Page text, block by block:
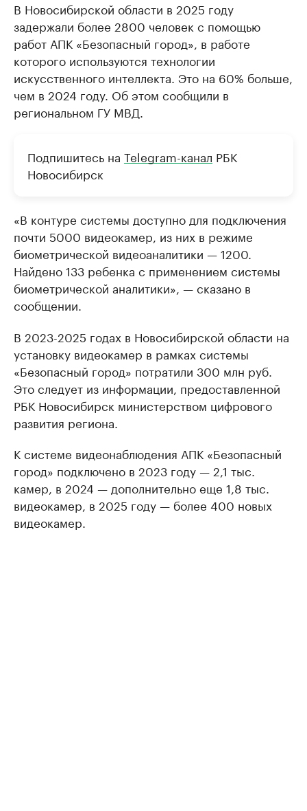
В Новосибирской области в 2025 году
задержали более 2800 человек с помощью
работ АПК «Безопасный город», в работе
которого используются технологии
искусственного интеллекта. Это на 60% больше,
чем в 2024 году. Об этом сообщили в
региональном ГУ МВД.
Подпишитесь на Telegram-канал РБК
Новосибирск
«В контуре системы доступно для подключения
почти 5000 видеокамер, из них в режиме
биометрической видеоаналитики — 1200.
Найдено 133 ребенка с применением системы
биометрической аналитики», — сказано в
сообщении.
В 2023-2025 годах в Новосибирской области на
установку видеокамер в рамках системы
«Безопасный город» потратили 300 млн руб.
Это следует из информации, предоставленной
РБК Новосибирск министерством цифрового
развития региона.
К системе видеонаблюдения АПК «Безопасный
город» подключено в 2023 году — 2,1 тыс.
камер, в 2024 — дополнительно еще 1,8 тыс.
видеокамер, в 2025 году — более 400 новых
видеокамер.